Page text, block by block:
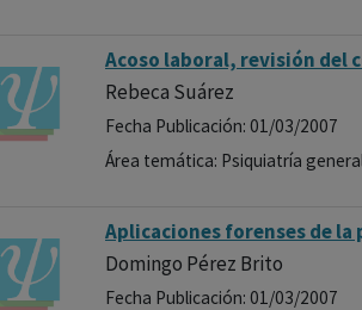
Acoso laboral, revisión del
Rebeca Suárez
Fecha Publicación: 01/03/2007
Área temática: Psiquiatría
Aplicaciones forenses de
Domingo Pérez Brito
Fecha Publicación: 01/03/2007